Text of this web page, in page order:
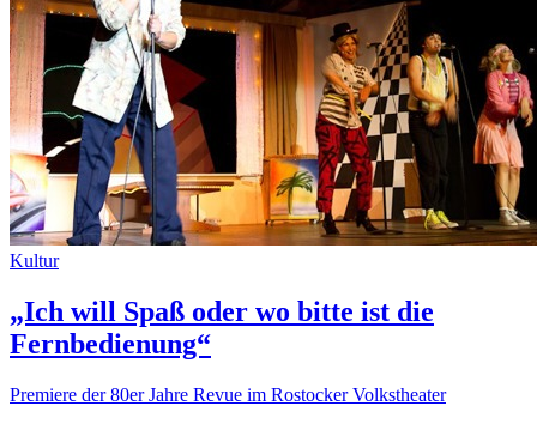
Kultur
„Ich will Spaß oder wo bitte ist die
Fernbedienung“
Premiere der 80er Jahre Revue im Rostocker Volkstheater